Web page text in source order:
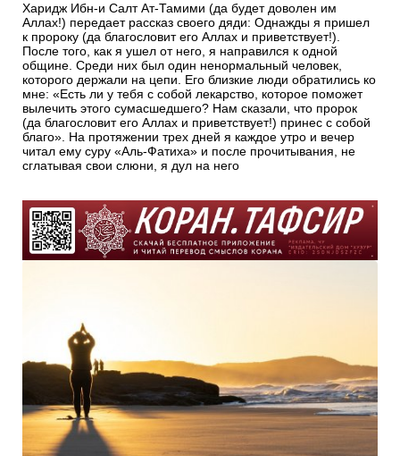
Харидж Ибн-и Салт Ат-Тамими (да будет доволен им
Аллах!) передает рассказ своего дяди: Однажды я пришел
к пророку (да благословит его Аллах и приветствует!).
После того, как я ушел от него, я направился к одной
общине. Среди них был один ненормальный человек,
которого держали на цепи. Его близкие люди обратились ко
мне: «Есть ли у тебя с собой лекарство, которое поможет
вылечить этого сумасшедшего? Нам сказали, что пророк
(да благословит его Аллах и приветствует!) принес с собой
благо». На протяжении трех дней я каждое утро и вечер
читал ему суру «Аль-Фатиха» и после прочитывания, не
сглатывая свои слюни, я дул на него